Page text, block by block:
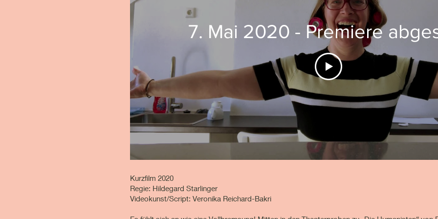
7. Mai 2020 - Premiere
Kurzfilm 2020
Regie: Hildegard Starlinger
Videokunst/Script: Veronika Reichard-Bakri